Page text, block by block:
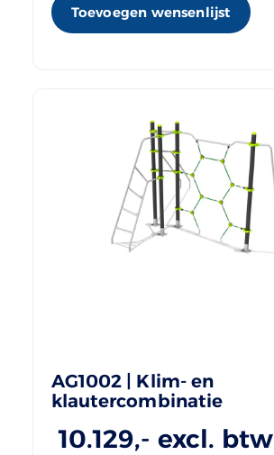
Toevoegen wensenlijst
AG1002 | Klim- en
klautercombinatie
10.129,- excl. btw